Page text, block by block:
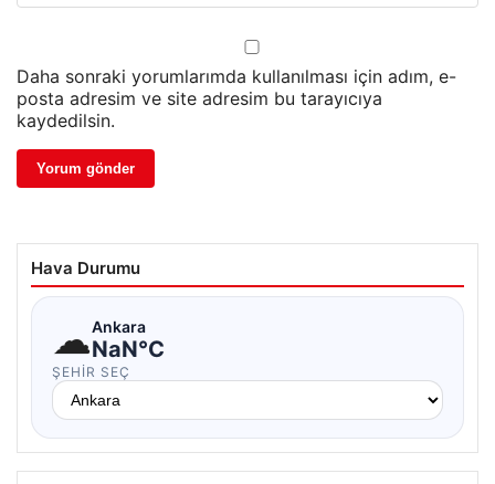
Daha sonraki yorumlarımda kullanılması için adım, e-
posta adresim ve site adresim bu tarayıcıya
kaydedilsin.
Hava Durumu
☁Ankara
NaN°C
ŞEHIR SEÇ